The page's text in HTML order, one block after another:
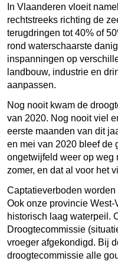
In Vlaanderen vloeit
rechtstreeks richting de
terugdringen tot 40% of
rond waterschaarste
inspanningen op
landbouw, industrie en
aanpassen.
Nog nooit kwam de
van 2020. Nog nooit viel
eerste maanden van dit
en mei van 2020 bleef de
ongetwijfeld weer op weg
zomer, en dat al voor het
Captatieverboden
Ook onze provincie
historisch laag waterpeil.
Droogtecommissie
vroeger afgekondigd. Bij
droogtecommissie alle